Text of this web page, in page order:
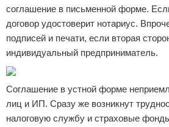
соглашение в письменной форме.
договор удостоверит нотариус.
подписей и печати, если вторая
индивидуальный предприниматель.
Соглашение в устной форме
лиц и ИП. Сразу же возникнут
налоговую службу и страховые